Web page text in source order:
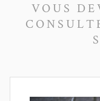
VOUS